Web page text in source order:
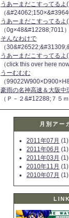
うあーまだこすってるよ
（
うあーまだこすってるよ
（0g×48&#12288;7011）
そんなわけで
（
うあーまだこすってるよ
（click this over here now
うーむむむ
（
豪雨の名神高速＆大阪中
（Ｐ－２&#12288;７５
月別アー
2011年07月 (1)
2011年06月 (1)
2011年03月 (1)
2010年11月 (1)
2010年07月 (1)
LINK